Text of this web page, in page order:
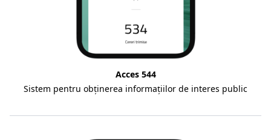
Acces 544
Sistem pentru obținerea informațiilor de interes public